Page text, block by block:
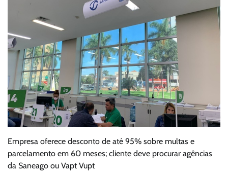
Empresa oferece desconto de até 95% sobre multas e
parcelamento em 60 meses; cliente deve procurar agências
da Saneago ou Vapt Vupt